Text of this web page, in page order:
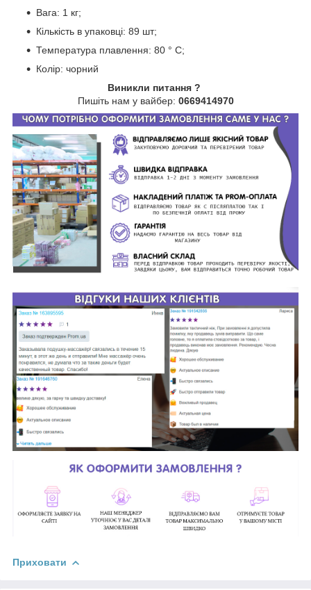
Вага: 1 кг;
Кількість в упаковці: 89 шт;
Температура плавлення: 80 ° С;
Колір: чорний
Виникли питання ?
Пишіть нам у вайбер: 0669414970
Приховати